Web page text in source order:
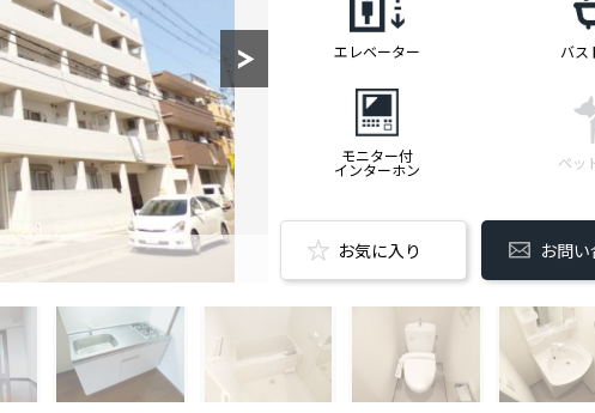
エレベーター バス
モニター付
インターホン ペッ
お気に入り お問